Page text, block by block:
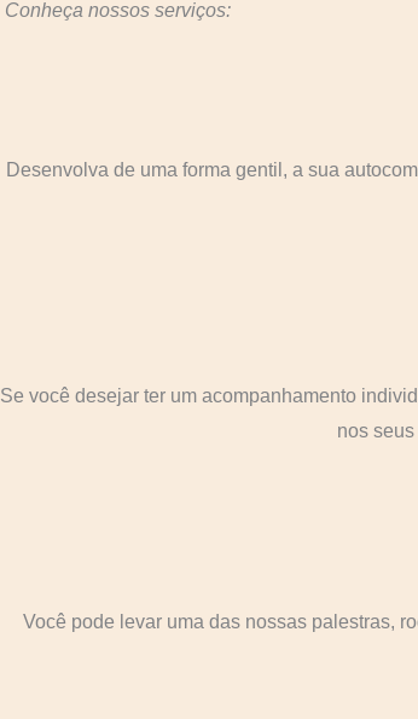
Conheça nossos serviços:
Desenvolva de uma forma gentil, a sua
Se você desejar ter um acompanhamento
nos
Você pode levar uma das nossas palestras,